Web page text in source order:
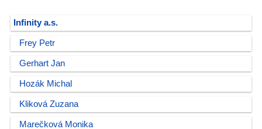
Infinity a.s.
Frey Petr
Gerhart Jan
Hozák Michal
Kliková Zuzana
Marečková Monika